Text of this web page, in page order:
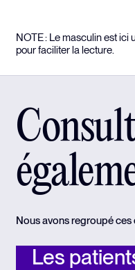
NOTE : Le masculin est ici
pour faciliter la lecture.
Nous avons regroupé
Les